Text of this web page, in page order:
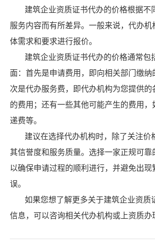
建筑企业资质证书代办的价格根据不
服务内容而有所差异。一般来说，代办机
体需求和要求进行报价。
建筑企业资质证书代办的价格通常包
面：首先是申请费用，即向相关部门缴纳
次是代办服务费，即代办机构为您提供的
的费用；还有一些其他可能产生的费用，
递费等。
建议在选择代办机构时，除了关注价
其信誉度和服务质量。选择一家正规可靠
以确保申请过程的顺利进行，并避免出现
误。
如果您想了解更多关于建筑企业资质
信息，可以咨询相关代办机构或上资质办